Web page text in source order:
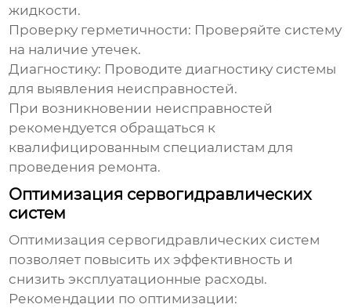
жидкости.
Проверку герметичности: Проверяйте систему
на наличие утечек.
Диагностику: Проводите диагностику системы
для выявления неисправностей.
При возникновении неисправностей
рекомендуется обращаться к
квалифицированным специалистам для
проведения ремонта.
Оптимизация сервогидравлических
систем
Оптимизация сервогидравлических систем
позволяет повысить их эффективность и
снизить эксплуатационные расходы.
Рекомендации по оптимизации: